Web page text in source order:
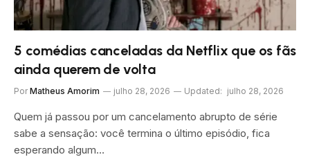
5 comédias canceladas da Netflix que os fãs
ainda querem de volta
Por Matheus Amorim julho 28, 2026 Updated: julho 28, 2026
Quem já passou por um cancelamento abrupto de série
sabe a sensação: você termina o último episódio, fica
esperando algum…